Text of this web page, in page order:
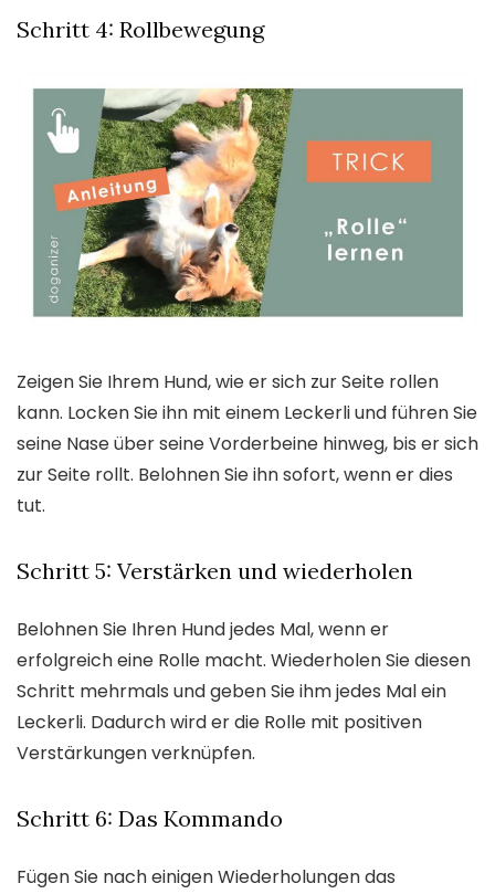
Schritt 4: Rollbewegung
Zeigen Sie Ihrem Hund, wie er sich zur Seite rollen
kann. Locken Sie ihn mit einem Leckerli und führen Sie
seine Nase über seine Vorderbeine hinweg, bis er sich
zur Seite rollt. Belohnen Sie ihn sofort, wenn er dies
tut.
Schritt 5: Verstärken und wiederholen
Belohnen Sie Ihren Hund jedes Mal, wenn er
erfolgreich eine Rolle macht. Wiederholen Sie diesen
Schritt mehrmals und geben Sie ihm jedes Mal ein
Leckerli. Dadurch wird er die Rolle mit positiven
Verstärkungen verknüpfen.
Schritt 6: Das Kommando
Fügen Sie nach einigen Wiederholungen das